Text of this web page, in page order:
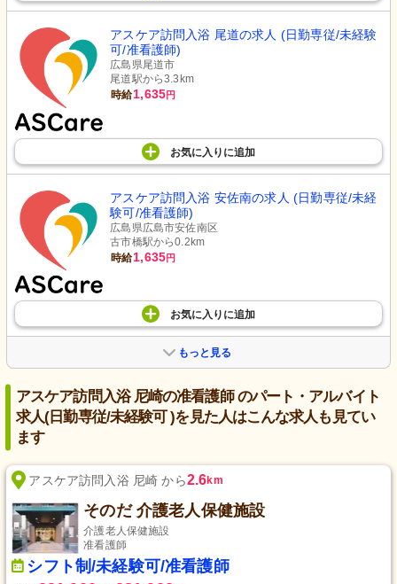
アスケア訪問入浴 尾道の求人 (日勤専従/未経験
可/准看護師)
広島県尾道市
尾道駅から3.3km
時給1,635円
お気に入り に追加
アスケア訪問入浴 安佐南の求人 (日勤専従/未経
験可/准看護師)
広島県広島市安佐南区
古市橋駅から0.2km
時給1,635円
お気に入り に追加
もっと見る
アスケア訪問入浴 尼崎の准看護師 のパート・アルバイト
求人(日勤専従/未経験可 )を見た人はこんな求人も見てい
ます
アスケア訪問入浴 尼崎 から2.6km
そのだ 介護老人保健施設
介護老人保健施設
准看護師
シフト制/未経験可/准看護師